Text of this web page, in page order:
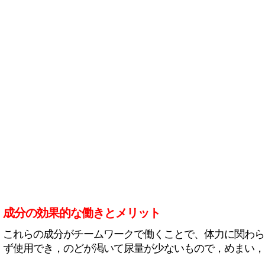
成分の効果的な働きとメリット
これらの成分がチームワークで働くことで、体力に関わら
ず使用でき，のどが渇いて尿量が少ないもので，めまい，